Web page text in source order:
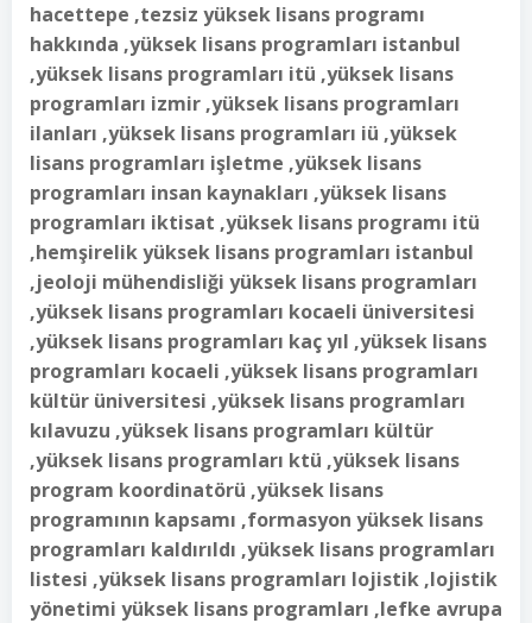
hacettepe ,tezsiz yüksek lisans programı
hakkında ,yüksek lisans programları istanbul
,yüksek lisans programları itü ,yüksek lisans
programları izmir ,yüksek lisans programları
ilanları ,yüksek lisans programları iü ,yüksek
lisans programları işletme ,yüksek lisans
programları insan kaynakları ,yüksek lisans
programları iktisat ,yüksek lisans programı itü
,hemşirelik yüksek lisans programları istanbul
,jeoloji mühendisliği yüksek lisans programları
,yüksek lisans programları kocaeli üniversitesi
,yüksek lisans programları kaç yıl ,yüksek lisans
programları kocaeli ,yüksek lisans programları
kültür üniversitesi ,yüksek lisans programları
kılavuzu ,yüksek lisans programları kültür
,yüksek lisans programları ktü ,yüksek lisans
program koordinatörü ,yüksek lisans
programının kapsamı ,formasyon yüksek lisans
programları kaldırıldı ,yüksek lisans programları
listesi ,yüksek lisans programları lojistik ,lojistik
yönetimi yüksek lisans programları ,lefke avrupa